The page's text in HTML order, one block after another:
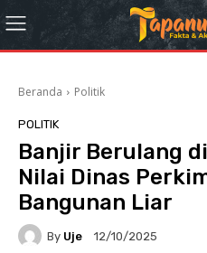
Beranda Politik
POLITIK
Banjir Berulang
Nilai Dinas
Bangunan Liar
By Uje 12/10/2025